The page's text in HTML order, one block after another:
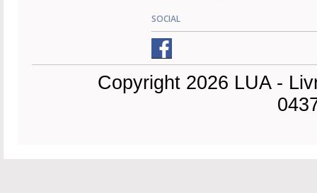
SOCIAL
Copyright 2026 LUA -